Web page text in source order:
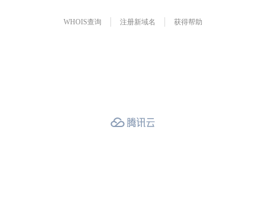
WHOIS查询 注册新域名 获得帮助